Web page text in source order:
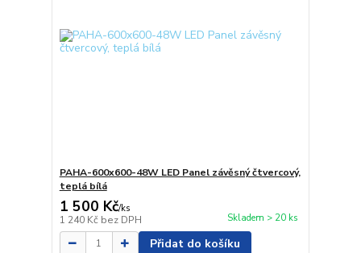
PAHA-600x600-48W LED Panel závěsný čtvercový,
teplá bílá
1 500 Kč/ks
1 240 Kč bez DPH Skladem > 20 ks
Přidat do košíku